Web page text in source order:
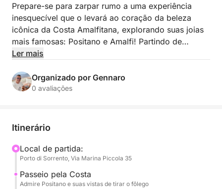
Prepare-se para zarpar rumo a uma experiência
inesquecível que o levará ao coração da beleza
icônica da Costa Amalfitana, explorando suas joias
mais famosas: Positano e Amalfi! Partindo de
Sorrento, este passeio exclusivo lhe oferecerá um
cada detalhe pensado para o seu máximo conforto.
imponentes e vilarejos charmosos. Passaremos pela
icônicas agarradas aos penhascos, e seguiremos em
direção à majestosa Amalfi, a antiga República
Marítima, com sua imponente catedral e charme
histórico. Durante a navegação, você terá a
Ler mais
Organizado por Gennaro
0 avaliações
Itinerário
Local de partida:
Porto di Sorrento, Via Marina Piccola 35
Passeio pela Costa
Admire Positano e suas vistas de tirar o fôlego